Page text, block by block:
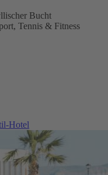
Bucht
Tennis & Fitness
Hotel